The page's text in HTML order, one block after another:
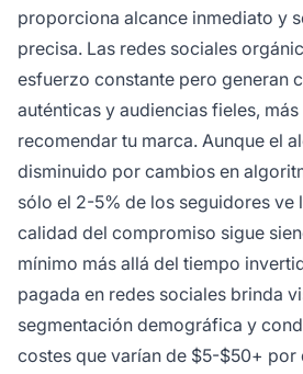
proporciona alcance inmediato y
precisa. Las redes sociales
esfuerzo constante pero generan
auténticas y audiencias fieles,
recomendar tu marca. Aunque el
disminuido por cambios en
sólo el 2-5% de los seguidores ve
calidad del compromiso sigue
mínimo más allá del tiempo
pagada en redes sociales brinda
segmentación demográfica y
costes que varían de $5-$50+ por